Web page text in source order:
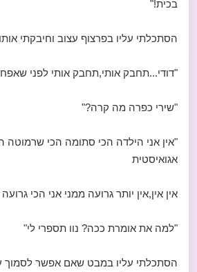
בכית!"
הסתכלתי עליו בפרצוף עצוב וחיבקתי
"דודי...תחבק אותי,תחבק אותי לפני
"שירי כפרה מה קרה?"
"אין אני הילדה הכי סתומה הכי שרמוטה
אגואיסטית
אין אין,אין יותר גרועה ממני אני הכי
"למה את אומרת ככה? נוו תספרי לי"
הסתכלתי עליו במבט שאם אפשר לסמוך